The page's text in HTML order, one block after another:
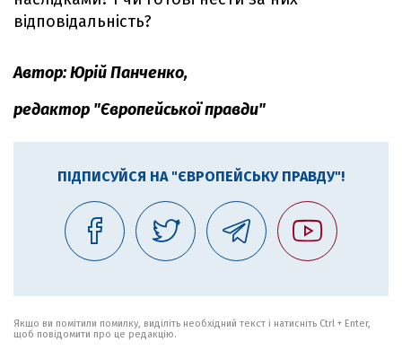
відповідальність?
Автор: Юрій Панченко,
редактор "Європейської правди"
ПІДПИСУЙСЯ НА "ЄВРОПЕЙСЬКУ ПРАВДУ"!
Якщо ви помітили помилку, виділіть необхідний текст і натисніть Ctrl + Enter,
щоб повідомити про це редакцію.